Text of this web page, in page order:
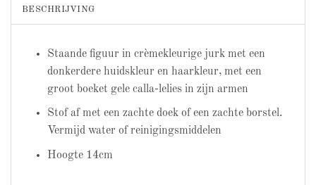
BESCHRIJVING
Staande figuur in crèmekleurige jurk met een
donkerdere huidskleur en haarkleur, met een
groot boeket gele calla-lelies in zijn armen
Stof af met een zachte doek of een zachte borstel.
Vermijd water of reinigingsmiddelen
Hoogte 14cm